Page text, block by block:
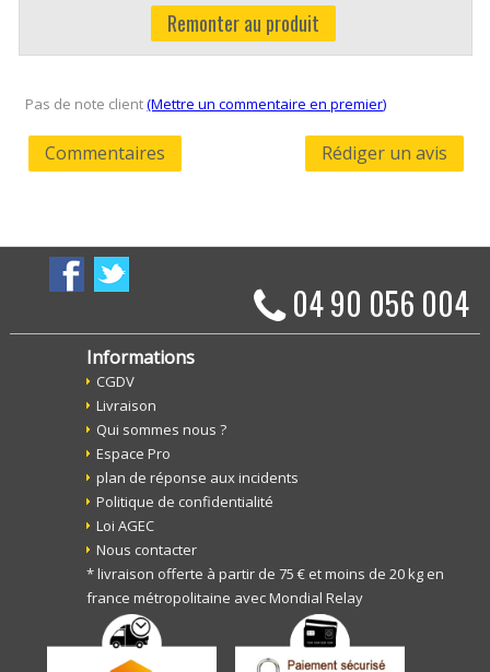
Remonter au produit
Pas de note client(Mettre un commentaire en premier)
Commentaires Rédiger un avis
04 90 056 004
Informations
CGDV
Livraison
Qui sommes nous ?
Espace Pro
plan de réponse aux incidents
Politique de confidentialité
Loi AGEC
Nous contacter
* livraison offerte à partir de 75 € et moins de 20 kg en
france métropolitaine avec Mondial Relay